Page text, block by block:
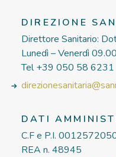
DIREZIONE
Direttore Sanitario:
Lunedì – Venerdì
Tel +39 050 58 6231
DATI
C.F e P.I.
REA n. 48945